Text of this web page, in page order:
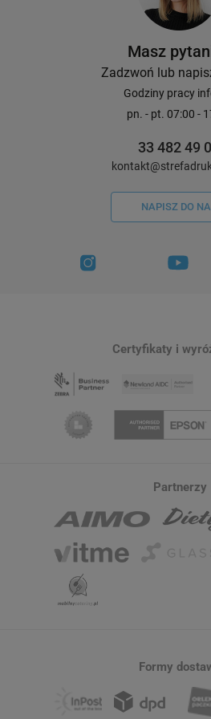
Masz
Zadzwoń lub
Godziny pracy
pn. - pt. 07:00 -
33 482 49
NAPISZ DO
Certyfikaty i
Partnerzy
Formy